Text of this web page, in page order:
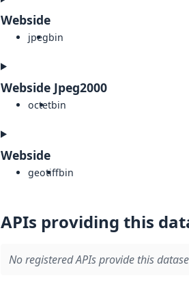
Webside
jpegbin
Webside Jpeg2000
octetbin
Webside
geotiffbin
APIs providing this
No registered APIs provide this